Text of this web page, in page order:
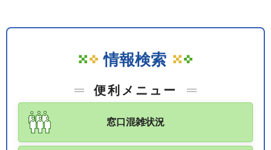
情報検索
便利メニュー
窓口混雑状況